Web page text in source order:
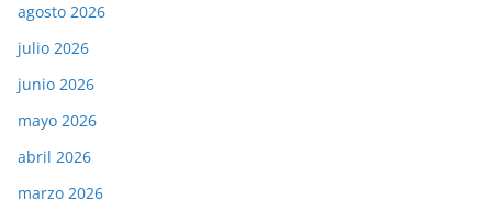
agosto 2026
julio 2026
junio 2026
mayo 2026
abril 2026
marzo 2026